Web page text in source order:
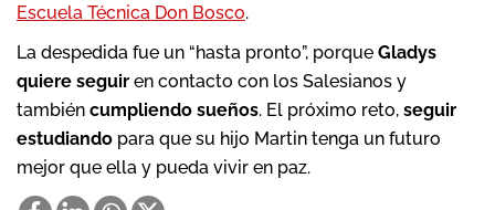
Escuela Técnica Don Bosco.
La despedida fue un “hasta pronto”, porque Gladys
quiere seguir en contacto con los Salesianos y
también cumpliendo sueños. El próximo reto, seguir
estudiando para que su hijo Martin tenga un futuro
mejor que ella y pueda vivir en paz.